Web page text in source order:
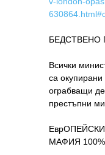
БЕДСТВЕНО
Всички
са окупирани
ограбващи
престъпни
МАФИЯ 100%.